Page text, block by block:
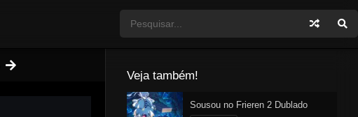
Veja também!
Sousou no Frieren 2 Dublado